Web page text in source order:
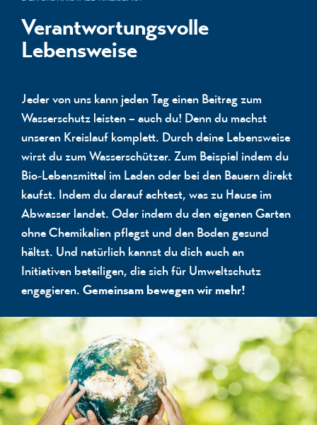
Verantwortungsvolle
Lebensweise
Jeder von uns kann jeden Tag einen Beitrag zum
Wasserschutz leisten – auch du! Denn du machst
unseren Kreislauf komplett. Durch deine Lebensweise
wirst du zum Wasserschützer. Zum Beispiel indem du
Bio-Lebensmittel im Laden oder bei den Bauern direkt
kaufst. Indem du darauf achtest, was zu Hause im
Abwasser landet. Oder indem du den eigenen Garten
ohne Chemikalien pflegst und den Boden gesund
hältst. Und natürlich kannst du dich auch an
Initiativen beteiligen, die sich für Umweltschutz
engagieren. Gemeinsam bewegen wir mehr!